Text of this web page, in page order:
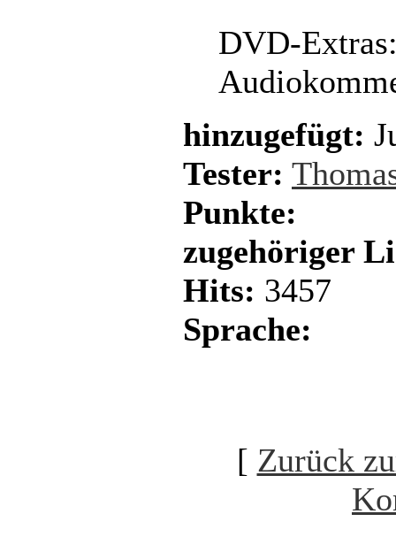
DVD-
hinzugefügt:
Tester:
Punkte:
zugehöriger
Hits: 3457
Sprache:
[ Zurück